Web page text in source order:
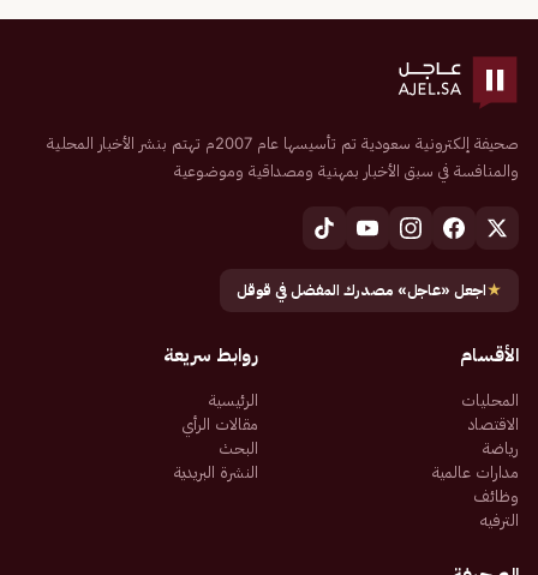
صحيفة إلكترونية سعودية تم تأسيسها عام 2007م تهتم بنشر الأخبار المحلية
والمنافسة في سبق الأخبار بمهنية ومصداقية وموضوعية
★اجعل «عاجل» مصدرك المفضل في قوقل
الأقسام
المحليات
الاقتصاد
رياضة
مدارات عالمية
وظائف
الترفيه
روابط سريعة
الرئيسية
مقالات الرأي
البحث
النشرة البريدية